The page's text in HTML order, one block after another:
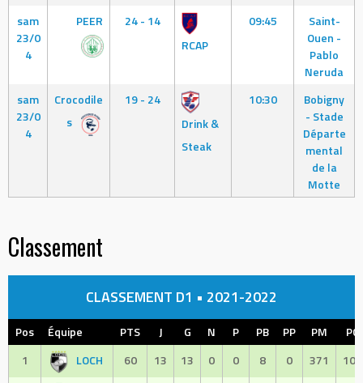
sam
23/0
4
PEER
24 - 14
RCAP
09:45
Saint-
Ouen -
Pablo
Neruda
sam
23/0
4
Crocodile
s
19 - 24
Drink &
Steak
10:30
Bobigny
- Stade
Départe
mental
de la
Motte
Classement
CLASSEMENT D1 • 2021-2022
Pos Équipe PTS J G N P PB PP PM
PC
1
LOCH 60 13 13 0 0 8 0 371
108